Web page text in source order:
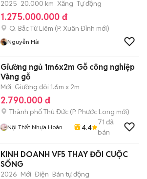
2025 20.000 km Xăng Tự động
1.275.000.000 đ
Q. Bắc Từ Liêm (P. Xuân Đỉnh mới)
Nguyễn Hải
Giường ngủ 1m6x2m Gỗ công nghiệp
Vàng gỗ
Mới Giường đôi 1.6m x 2m
2.790.000 đ
Thành phố Thủ Đức (P. Phước Long mới)
Nội Thất Nhựa Hoàng
4.4
71 đã
bán
KINH DOANH VF5 THAY ĐỔI CUỘC
SỐNG
2026 Mới Điện Bán tự động